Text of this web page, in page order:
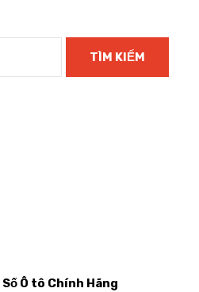
Số Ô tô Chính Hãng